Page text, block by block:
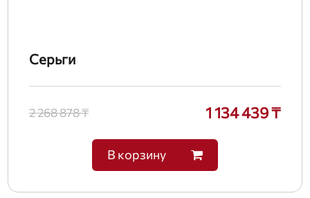
Серьги
2 268 878 ₸ 1 134 439 ₸
В корзину